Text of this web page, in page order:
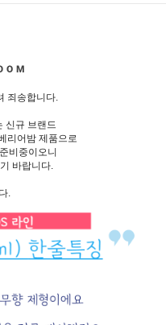
죄송합니다.
신규 브랜드
리어밤 제품으로
비중이오니
바랍니다.
.